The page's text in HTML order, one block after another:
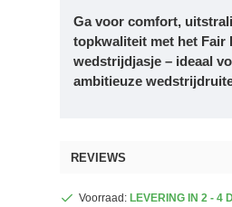
Ga voor comfort,
topkwaliteit met het Fair
wedstrijdjasje – ideaal
ambitieuze
REVIEWS
Voorraad: LEVERING IN 2 - 4